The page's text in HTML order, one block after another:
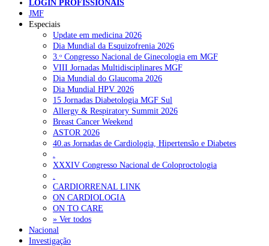
NOTÍCIAS RECENTES
Portugal está a formar os médicos de que precisa?
Estudantes de Medicina representados na 79.ª World Health
Assembly 6 de Agosto, 2026
SCORA X-Change Portugal promove formação internacional
em saúde sexual e reprodutiva
ANEM reúne com coordenador do Pacto Estratégico para a
Saúde 6 de Agosto, 2026
Sindicato diz que nova carreira de médicos dentistas reforça
estabilidade no SNS
LOGIN PROFISSIONAIS
JMF
Especiais
Update em medicina 2026
Dia Mundial da Esquizofrenia 2026
3.ᵒ Congresso Nacional de Ginecologia em MGF
VIII Jornadas Multidisciplinares MGF
Dia Mundial do Glaucoma 2026
Dia Mundial HPV 2026
15 Jornadas Diabetologia MGF Sul
Allergy & Respiratory Summit 2026
Breast Cancer Weekend
ASTOR 2026
40.as Jornadas de Cardiologia, Hipertensão e Diabetes
.
XXXIV Congresso Nacional de Coloproctologia
.
CARDIORRENAL LINK
ON CARDIOLOGIA
ON TO CARE
» Ver todos
Nacional
Investigação